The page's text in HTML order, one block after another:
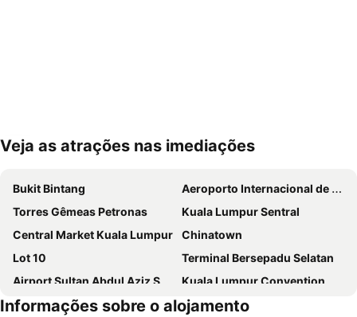
Ampliar mapa
Veja as atrações nas imediações
Bukit Bintang
Aeroporto Internacional de Kuala Lumpur KLIA
Torres Gêmeas Petronas
Kuala Lumpur Sentral
Central Market Kuala Lumpur
Chinatown
Lot 10
Terminal Bersepadu Selatan
Airport Sultan Abdul Aziz Shah
Kuala Lumpur Convention Centre
Aquaria
Petaling Street
Informações sobre o alojamento